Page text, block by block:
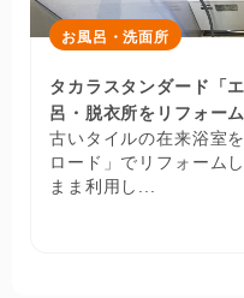
お風呂・洗面所
タカラスタンダード「
呂・脱衣所をリフォーム
古いタイルの在来浴室
ロード」でリフォーム
まま利用し...